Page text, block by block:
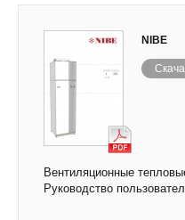
NIBE
Вентиляционные
Руководство